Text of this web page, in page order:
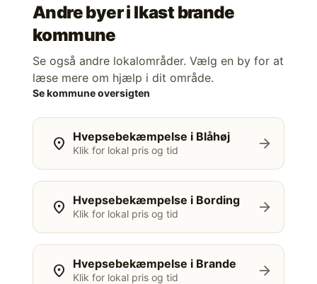
Andre byer i Ikast brande
kommune
Se også andre lokalområder. Vælg en by for at
læse mere om hjælp i dit område.
Se kommune oversigten
location_on Hvepsebekæmpelse i Blåhøj
Klik for lokal pris og tid arrow_forward
location_on Hvepsebekæmpelse i Bording
Klik for lokal pris og tid arrow_forward
location_on Hvepsebekæmpelse i Brande
Klik for lokal pris og tid arrow_forward